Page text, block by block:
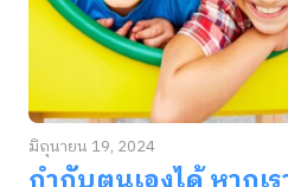
มิถุนายน 19, 2024